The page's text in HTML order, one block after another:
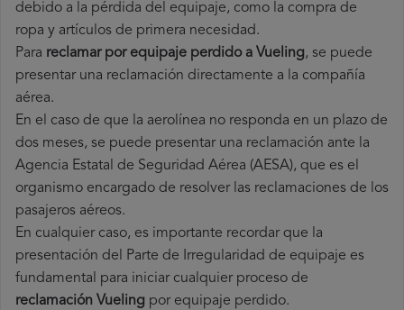
debido a la pérdida del equipaje, como la compra de
ropa y artículos de primera necesidad.
Para reclamar por equipaje perdido a Vueling, se puede
presentar una reclamación directamente a la compañía
aérea.
En el caso de que la aerolínea no responda en un plazo de
dos meses, se puede presentar una reclamación ante la
Agencia Estatal de Seguridad Aérea (AESA), que es el
organismo encargado de resolver las reclamaciones de los
pasajeros aéreos.
En cualquier caso, es importante recordar que la
presentación del Parte de Irregularidad de equipaje es
fundamental para iniciar cualquier proceso de
reclamación Vueling por equipaje perdido.